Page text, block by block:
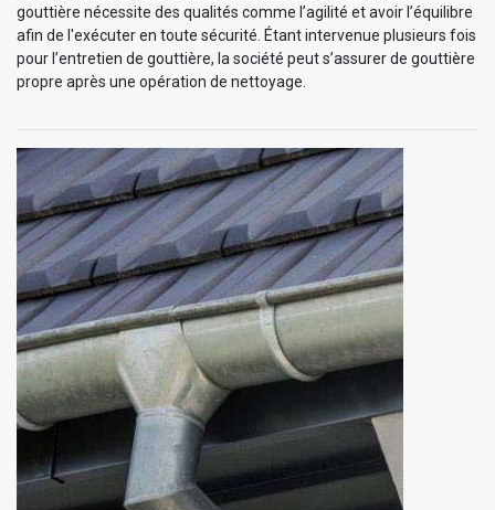
gouttière nécessite des qualités comme l’agilité et avoir l’équilibre
afin de l'exécuter en toute sécurité. Étant intervenue plusieurs fois
pour l’entretien de gouttière, la société peut s’assurer de gouttière
propre après une opération de nettoyage.